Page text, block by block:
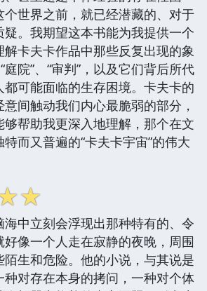
世界之前，就已经潜藏的、对于
。我期望这本书能为我提供一个
卡夫卡作品中那些反复出现的象
庭院”、“审判”，以及它们背后所代
可能面临的生存困境。卡夫卡的
间触动我们内心最脆弱的部分，
帮助我更深入地理解，那个在文
而又普遍的“卡夫卡宇宙”的伟大
☆
中立刻会浮现出那种特有的、令
好像一个人走在寂静的夜晚，周围
生和危险。他的小说，与其说是
对存在本身的拷问，一种对个体